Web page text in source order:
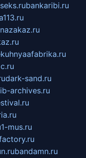
bankaribi.ru
dark-sand.ru
archives.ru
1-mus.ru
bandamn.ru